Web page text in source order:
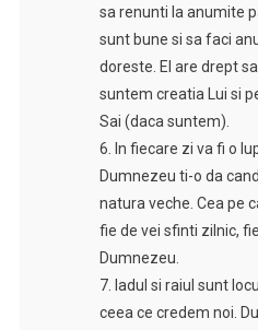
sa renunti la anumite
sunt bune si sa faci
doreste. El are drept
suntem creatia Lui si
Sai (daca suntem).
6. In fiecare zi va fi o
Dumnezeu ti-o da
natura veche. Cea pe
fie de vei sfinti zilnic,
Dumnezeu.
7. Iadul si raiul sunt
ceea ce credem noi.